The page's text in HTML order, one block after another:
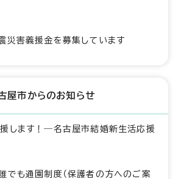
災害義援金を募集しています
屋市からのお知らせ
します！―名古屋市結婚新生活応援
でも通園制度（保護者の方へのご案